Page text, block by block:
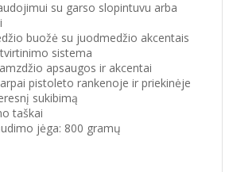
su garso slopintuvu arba
buožė su juodmedžio akcentais
sistema
apsaugos ir akcentai
pistoleto rankenoje ir priekinėje
sukibimą
taškai
jėga: 800 gramų